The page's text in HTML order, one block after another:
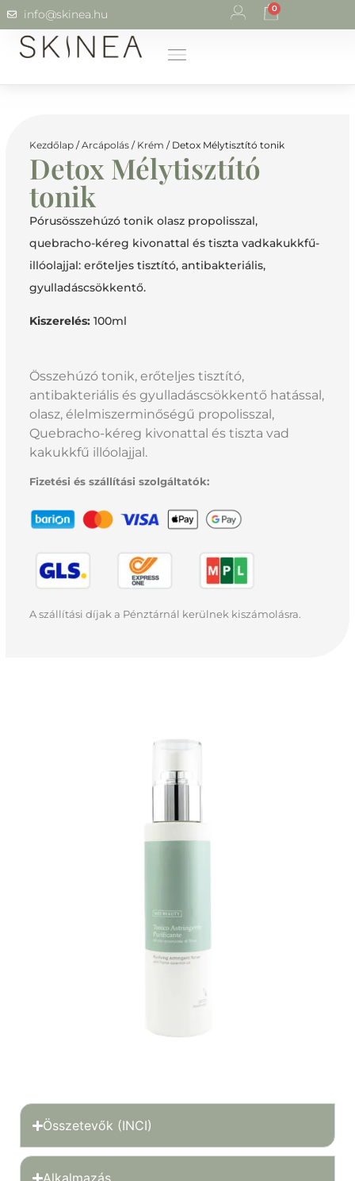
info@skinea.hu 0
Összetevők (INCI)
Kezdőlap /Arcápolás / Krém / Detox Mélytisztító tonik
Detox Mélytisztító
tonik
Pórusösszehúzó tonik olasz propolisszal,
quebracho-kéreg kivonattal és tiszta vadkakukkfű-
illóolajjal: erőteljes tisztító, antibakteriális,
gyulladáscsökkentő.
Kiszerelés: 100ml
Összehúzó tonik, erőteljes tisztító,
antibakteriális és gyulladáscsökkentő hatással,
olasz, élelmiszerminőségű propolisszal,
Quebracho-kéreg kivonattal és tiszta vad
kakukkfű illóolajjal.
Fizetési és szállítási szolgáltatók:
A szállítási díjak a Pénztárnál kerülnek kiszámolásra.